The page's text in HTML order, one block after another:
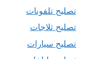
تصليح تلفونات
تصليح ثلاجات
تصليح سيارات